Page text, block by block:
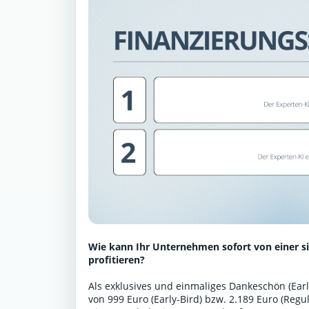
Wie kann Ihr Unternehmen sofort von einer
profitieren?
Als exklusives und einmaliges Dankeschön
von 999 Euro (Early-Bird) bzw. 2.189 Euro